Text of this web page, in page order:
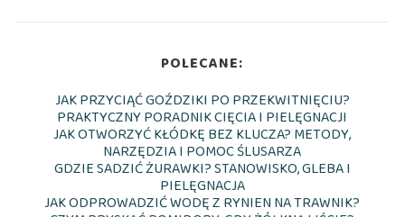
POLECANE:
JAK PRZYCIĄĆ GOŹDZIKI PO PRZEKWITNIĘCIU?
PRAKTYCZNY PORADNIK CIĘCIA I PIELĘGNACJI
JAK OTWORZYĆ KŁÓDKĘ BEZ KLUCZA? METODY,
NARZĘDZIA I POMOC ŚLUSARZA
GDZIE SADZIĆ ŻURAWKI? STANOWISKO, GLEBA I
PIELĘGNACJA
JAK ODPROWADZIĆ WODĘ Z RYNIEN NA TRAWNIK?